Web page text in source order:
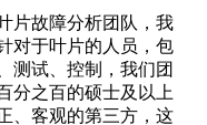
故障分析团队，我
对于叶片的人员，包
测试、控制，我们团
分之百的硕士及以上
、客观的第三方，这